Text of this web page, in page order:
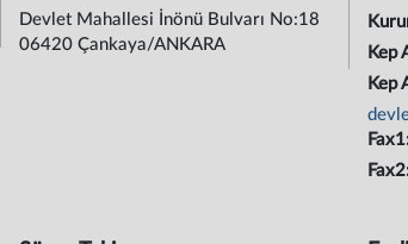
Devlet Mahallesi İnönü Bulvarı No:18
06420 Çankaya/ANKARA
Kep
Kep